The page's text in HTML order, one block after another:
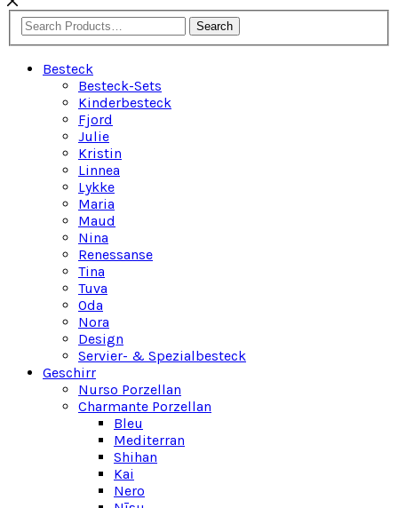
Search
Besteck
Besteck-Sets
Kinderbesteck
Fjord
Julie
Kristin
Linnea
Lykke
Maria
Maud
Nina
Renessanse
Tina
Tuva
Oda
Nora
Design
Servier- & Spezialbesteck
Geschirr
Nurso Porzellan
Charmante Porzellan
Bleu
Mediterran
Shihan
Kai
Nero